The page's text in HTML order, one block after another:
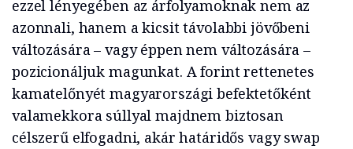
ezzel lényegében az árfolyamoknak nem az
azonnali, hanem a kicsit távolabbi jövőbeni
változására – vagy éppen nem változására –
pozicionáljuk magunkat. A forint rettenetes
kamatelőnyét magyarországi befektetőként
valamekkora súllyal majdnem biztosan
célszerű elfogadni, akár határidős vagy swap